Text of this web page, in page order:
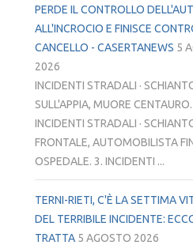
PERDE IL CONTROLLO
ALL'INCROCIO E FINISCE
CANCELLO - CASERTANEWS 5
2026
INCIDENTI STRADALI ·
SULL'APPIA, MUORE
INCIDENTI STRADALI ·
FRONTALE, AUTOMOBILISTA
OSPEDALE. 3. INCIDENTI ...
TERNI-RIETI, C'È LA SETTIMA
DEL TERRIBILE INCIDENTE:
TRATTA 5 AGOSTO 2026